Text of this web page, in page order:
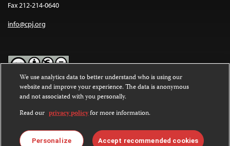
Fax 212-214-0640
info@cpj.org
Except where noted, text on this website is licensed under a
Commons Attribution-NonCommercial-NoDerivatives 4.0
International License.
Images and other media are not covered by the Creative Commons
license. For more information about permissions, see ourFAQs
We use analytics data to better understand who is using our
website and improve your experience. The data is anonymous
and not associated with you personally.
Read our privacy policyfor more information.
Personalize Accept recommended cookies